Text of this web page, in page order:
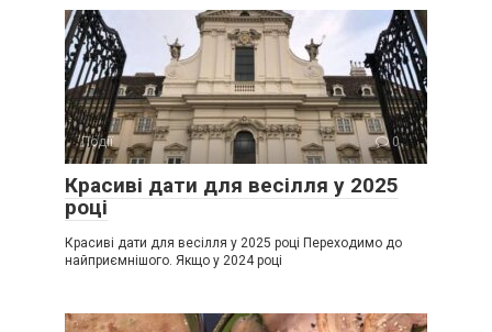
Події 0
Красиві дати для весілля у 2025
році
Красиві дати для весілля у 2025 році Переходимо до
найприємнішого. Якщо у 2024 році